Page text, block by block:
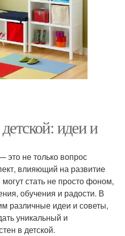
идеи и
это не только вопрос
влияющий на развитие
стать не просто фоном,
обучения и радости. В
различные идеи и советы,
уникальный и
в детской.